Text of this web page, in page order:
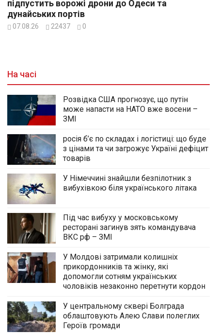
підпустить ворожі дрони до Одеси та
дунайських портів
07.08.26 22437 0
На часі
Розвідка США прогнозує, що путін
може напасти на НАТО вже восени –
ЗМІ
росія б’є по складах і логістиці: що буде
з цінами та чи загрожує Україні дефіцит
товарів
У Німеччині знайшли безпілотник з
вибухівкою біля українського літака
Під час вибуху у московському
ресторані загинув зять командувача
ВКС рф – ЗМІ
У Молдові затримали колишніх
прикордонників та жінку, які
допомогли сотням українських
чоловіків незаконно перетнути кордон
У центральному сквері Болграда
облаштовують Алею Слави полеглих
Героїв громади